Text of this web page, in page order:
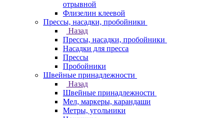
отрывной
Флизелин клеевой
Прессы, насадки, пробойники
Назад
Прессы, насадки, пробойники
Насадки для пресса
Прессы
Пробойники
Швейные принадлежности
Назад
Швейные принадлежности
Мел, маркеры, карандаши
Метры, угольники